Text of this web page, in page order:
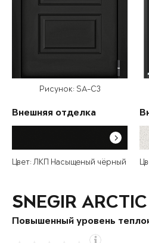
Рисунок: SA-C3
Внешняя отделка
Цвет: ЛКП Насыщеный чёрный
SNEGIR
Повышенный уровень